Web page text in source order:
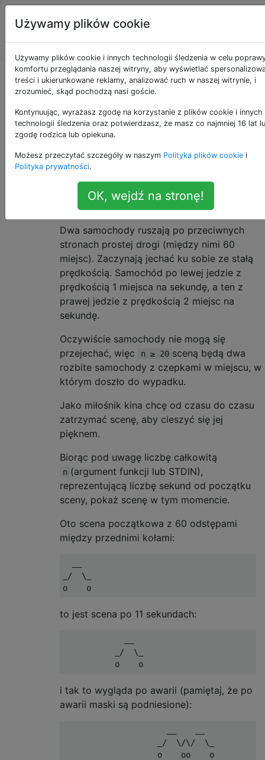
Programowanie
puzzli i Code
Golf
Zobaczmy akcję!
24
Kto nie lubi filmów akcji z szybkimi
wieloma awariami? Kto nie lubi zdjęć akcji w
sztuce ascii?
Scena jest:
Dwa samochody ruszają po przeciwnych
stronach prostej drogi (między nimi 60
miejsc). Zaczynają jechać ku sobie ze stałą
prędkością. Samochód po lewej jedzie z
prędkością 1 miejsca na sekundę, a ten z
prawej jedzie z prędkością 2 miejsc na
sekundę.
Oczywiście samochody nie mogą się
przejechać, więc
n ≥ 20 sceną będą dwa
rozbite samochody z czepkami w miejscu, w
którym doszło do wypadku.
Jako miłośnik kina chcę od czasu do czasu
zatrzymać scenę, aby cieszyć się jej
pięknem.
Biorąc pod uwagę liczbę całkowitą
n (argument funkcji lub STDIN),
reprezentującą liczbę sekund od początku
sceny, pokaż scenę w tym momencie.
Oto scena początkowa z 60 odstępami
między przednimi kołami:
_/  \_
to jest scena po 11 sekundach:
_/  \_
i tak to wygląda po awarii (pamiętaj, że po
awarii maski są podniesione):
                    _/  \/\/  \_
Używamy plików cookie
Używamy plików cookie i innych technologii śledzenia w celu
komfortu przeglądania naszej witryny, aby wyświetlać
treści i ukierunkowane reklamy, analizować ruch w naszej witrynie, i
zrozumieć, skąd pochodzą nasi goście.
Kontynuując, wyrażasz zgodę na korzystanie z plików cookie i innych
technologii śledzenia oraz potwierdzasz, że masz co najmniej 16 lat
zgodę rodzica lub opiekuna.
Możesz przeczytać szczegóły w naszym Polityka plików cookie i
Polityka prywatności.
OK, wejdź na stronę!